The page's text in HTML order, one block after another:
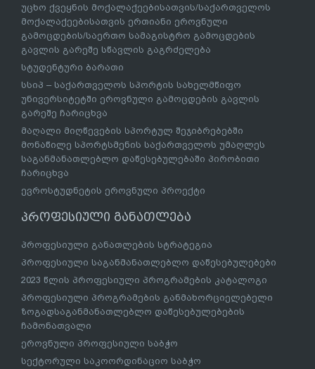
უცხო ქვეყნის მოქალაქეებისათვის/საქართველოს
მოქალაქეებისათვის ერთიანი ეროვნული
გამოცდების/საერთო სამაგისტრო გამოცდების
გავლის გარეშე სწავლის გაგრძელება
სტუდენტური ბარათი
სსიპ – საქართველოს სპორტის სახელმწიფო
უნივერსიტეტში ეროვნული გამოცდების გავლის
გარეშე ჩარიცხვა
მაღალი მიღწევების სპორტულ შეჯიბრებებში
მონაწილე სპორტსმენის საქართველოს უმაღლეს
საგანმანათლებლო დაწესებულებაში პირობითი
ჩარიცხვა
ევროსტუდნეტის ეროვნული პროექტი
პროფესიული განათლება
პროფესიული განათლების სტრატეგია
პროფესიული საგანმანათლებლო დაწესებულებები
2023 წლის პროფესიული პროგრამების კატალოგი
პროფესიული პროგრამების განმახორციელებელი
ზოგადსაგანმანათლებლო დაწესებულებების
ჩამონათვალი
ეროვნული პროფესიული საბჭო
სექტორული საკოორდინაციო საბჭო